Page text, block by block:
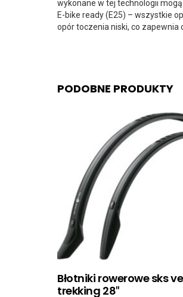
wykonane w tej technologii
E-bike ready (E25) – wszystkie
opór toczenia niski, co zapewnia
PODOBNE PRODUKTY
Błotniki rowerowe sks
trekking 28″